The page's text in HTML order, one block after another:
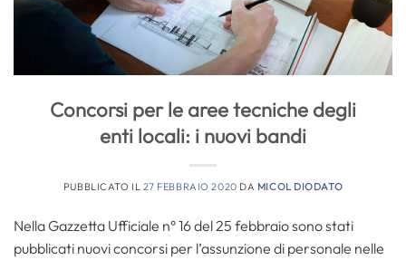
Concorsi per le aree tecniche degli
enti locali: i nuovi bandi
PUBBLICATO IL 27 FEBBRAIO 2020 DA MICOL DIODATO
Nella Gazzetta Ufficiale n° 16 del 25 febbraio sono stati
pubblicati nuovi concorsi per l’assunzione di personale nelle